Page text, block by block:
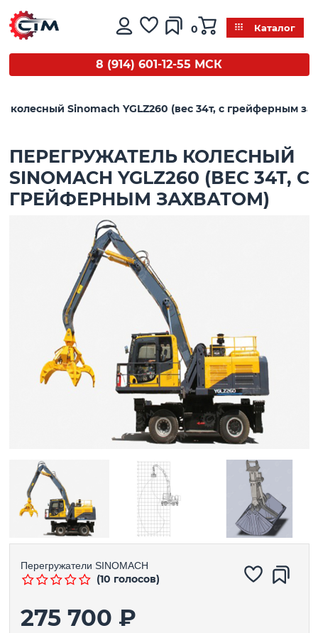
0 Каталог
8 (914) 601-12-55 МСК
колесный Sinomach YGLZ260 (вес 34т, с грейферным
ПЕРЕГРУЖАТЕЛЬ КОЛЕСНЫЙ
SINOMACH YGLZ260 (ВЕС 34Т, С
ГРЕЙФЕРНЫМ ЗАХВАТОМ)
Перегружатели SINOMACH
(10 голосов)
275 700 ₽